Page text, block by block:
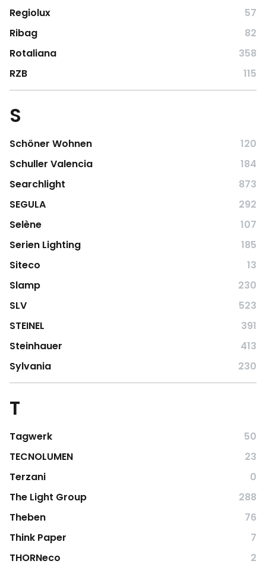
Regiolux
57
Ribag
82
Rotaliana
358
RZB
115
S
Schöner Wohnen
120
Schuller Valencia
184
Searchlight
873
SEGULA
292
Selène
107
Serien Lighting
185
Siteco
13
Slamp
230
SLV
523
STEINEL
391
Steinhauer
413
Sylvania
230
T
Tagwerk
50
TECNOLUMEN
23
Terzani
0
The Light Group
288
Theben
76
Think Paper
7
THORNeco
2